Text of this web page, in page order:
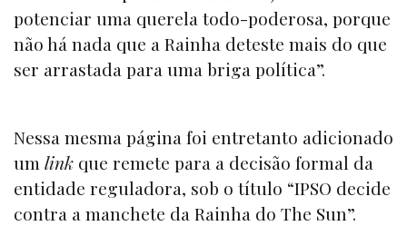
potenciar uma querela todo-poderosa, porque
não há nada que a Rainha deteste mais do que
ser arrastada para uma briga política”.
Nessa mesma página foi entretanto adicionado
um link que remete para a decisão formal da
entidade reguladora, sob o título “IPSO decide
contra a manchete da Rainha do The Sun”.